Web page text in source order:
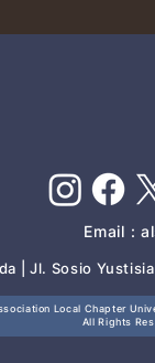
Email :
| Jl. Sosio
Local Chapter
All Rights